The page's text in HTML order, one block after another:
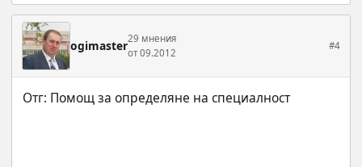
ogimaster29 мнения
от 09.2012
#4